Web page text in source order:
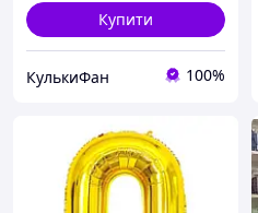
Купити
КулькиФан 100%